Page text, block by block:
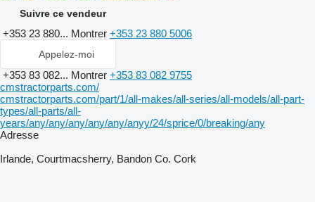
Suivre ce vendeur
+353 23 880... Montrer +353 23 880 5006
Appelez-moi
+353 83 082... Montrer +353 83 082 9755
cmstractorparts.com/
cmstractorparts.com/part/1/all-makes/all-series/all-models/all-part-
types/all-parts/all-
years/any/any/any/any/any/anyy/24/sprice/0/breaking/any
Adresse
Irlande, Courtmacsherry, Bandon Co. Cork